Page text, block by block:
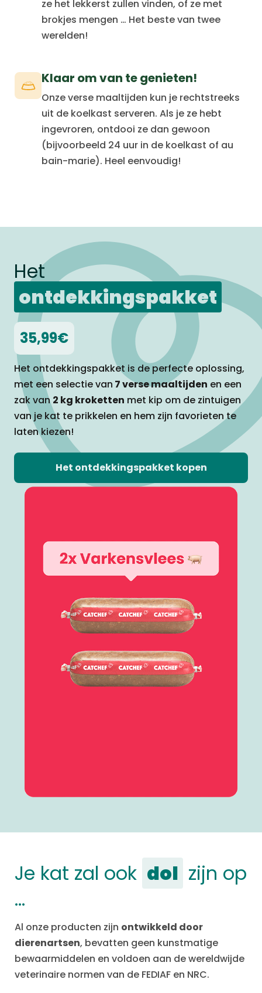
ze het lekkerst zullen vinden, of ze met
brokjes mengen … Het beste van twee
werelden!
Klaar om van te genieten!
Onze verse maaltijden kun je rechtstreeks
uit de koelkast serveren. Als je ze hebt
ingevroren, ontdooi ze dan gewoon
(bijvoorbeeld 24 uur in de koelkast of au
bain-marie). Heel eenvoudig!
Het
ontdekkingspakket
35,99€
Het ontdekkingspakket is de perfecte oplossing,
met een selectie van 7 versemaaltijden en een
zak van2 kg kroketten met kip om de zintuigen
van je kat te prikkelen en hem zijn favorieten te
laten kiezen!
Het ontdekkingspakket kopen
Je kat zal ook dol zijn op
…
Al onze producten zijn ontwikkeld door
dierenartsen, bevatten geen kunstmatige
bewaarmiddelen en voldoen aan de wereldwijde
veterinaire normen van de FEDIAF en NRC.